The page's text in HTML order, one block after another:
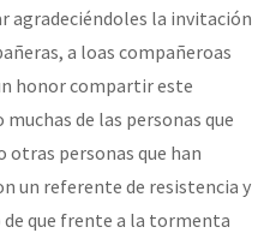
agradeciéndoles la invitación
a loas compañeroas
honor compartir este
de las personas que
otras personas que han
un referente de resistencia y
que frente a la tormenta